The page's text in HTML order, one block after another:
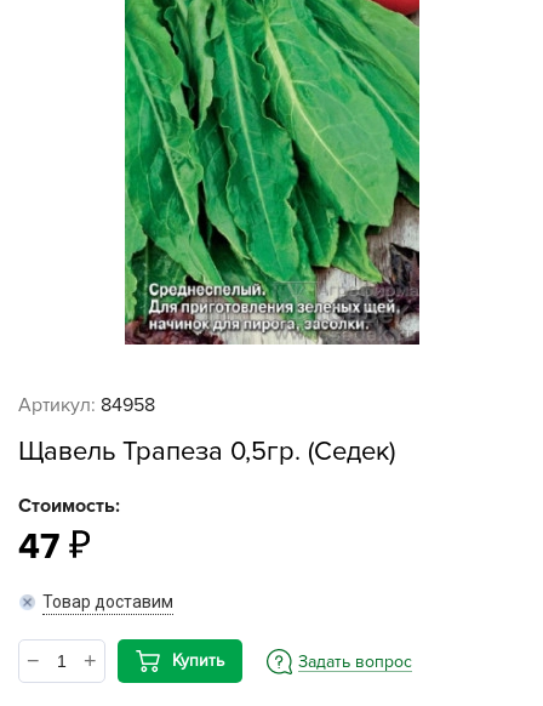
Артикул: 84958
Щавель Трапеза 0,5гр. (Седек)
Стоимость:
47
Товар доставим
Купить Задать вопрос